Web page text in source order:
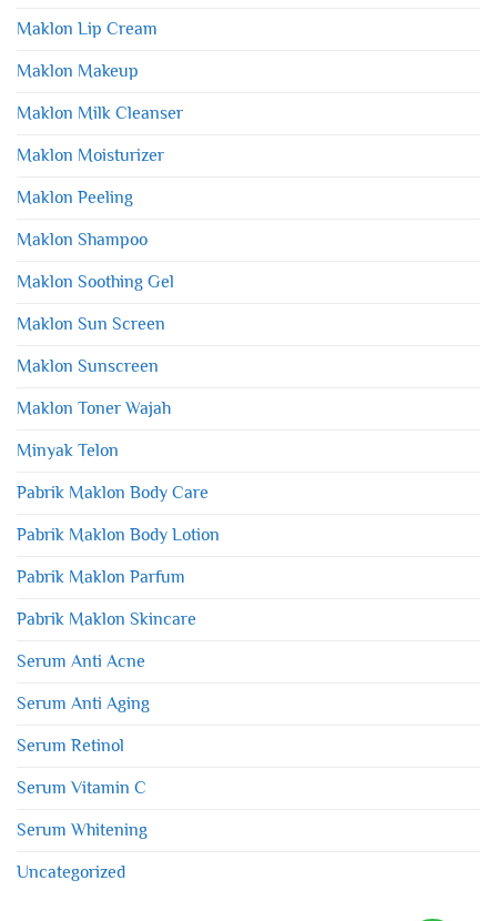
Maklon Lip Cream
Maklon Makeup
Maklon Milk Cleanser
Maklon Moisturizer
Maklon Peeling
Maklon Shampoo
Maklon Soothing Gel
Maklon Sun Screen
Maklon Sunscreen
Maklon Toner Wajah
Minyak Telon
Pabrik Maklon Body Care
Pabrik Maklon Body Lotion
Pabrik Maklon Parfum
Pabrik Maklon Skincare
Serum Anti Acne
Serum Anti Aging
Serum Retinol
Serum Vitamin C
Serum Whitening
Uncategorized